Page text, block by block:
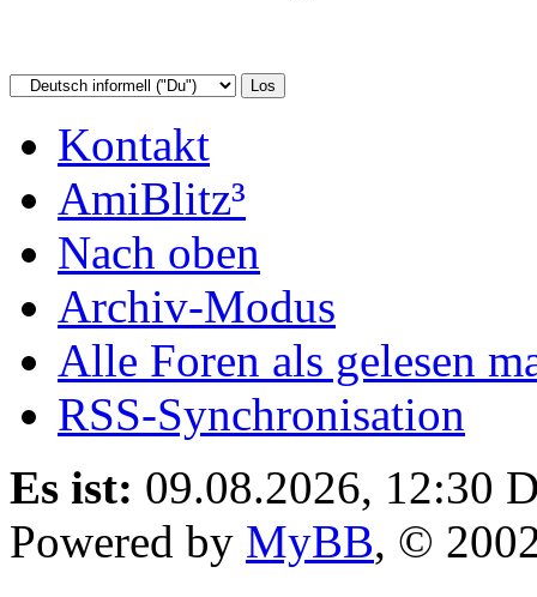
Kontakt
AmiBlitz³
Nach oben
Archiv-Modus
Alle Foren als gelesen
RSS-Synchronisation
Es ist: 09.08.2026, 12:30
Powered by MyBB, ©